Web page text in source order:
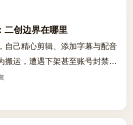
二创边界在哪里
自己精心剪辑、添加字幕与配音
搬运，遭遇下架甚至账号封禁。
幕、改了配乐、重新剪辑，是否
根据著作权法，改编权...